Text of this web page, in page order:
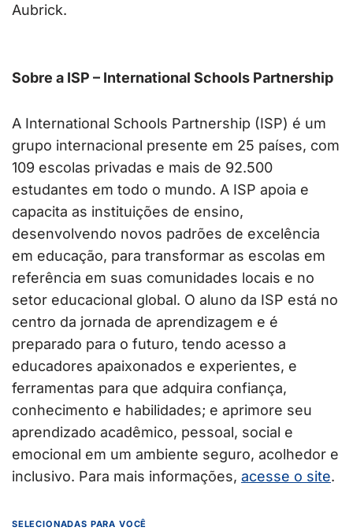
Aubrick.
Sobre a ISP – International Schools Partnership
A International Schools Partnership (ISP) é um
grupo internacional presente em 25 países, com
109 escolas privadas e mais de 92.500
estudantes em todo o mundo. A ISP apoia e
capacita as instituições de ensino,
desenvolvendo novos padrões de excelência
em educação, para transformar as escolas em
referência em suas comunidades locais e no
setor educacional global. O aluno da ISP está no
centro da jornada de aprendizagem e é
preparado para o futuro, tendo acesso a
educadores apaixonados e experientes, e
ferramentas para que adquira confiança,
conhecimento e habilidades; e aprimore seu
aprendizado acadêmico, pessoal, social e
emocional em um ambiente seguro, acolhedor e
inclusivo. Para mais informações, acesse o site.
SELECIONADAS PARA VOCÊ